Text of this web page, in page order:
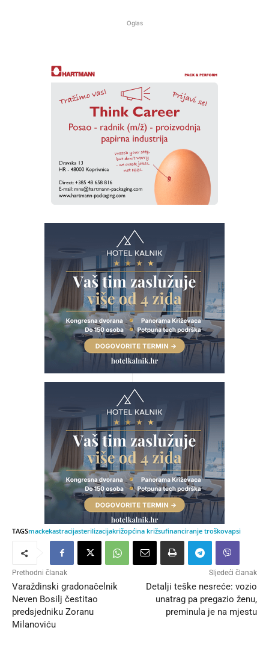
Oglas
TAGSmackekastracijasterilizacijakrižopćina križsufinanciranje troškovapsi
Prethodni članak
Varaždinski gradonačelnik
Neven Bosilj čestitao
predsjedniku Zoranu
Milanoviću
Sljedeći članak
Detalji teške nesreće: vozio
unatrag pa pregazio ženu,
preminula je na mjestu